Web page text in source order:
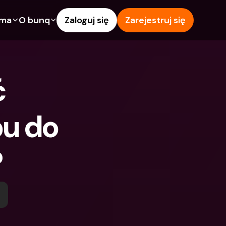
Wypłaty i wpłaty z
bankomatów
O bunq
Dokumenty prawne
Zaloguj się Zarejestruj się
do